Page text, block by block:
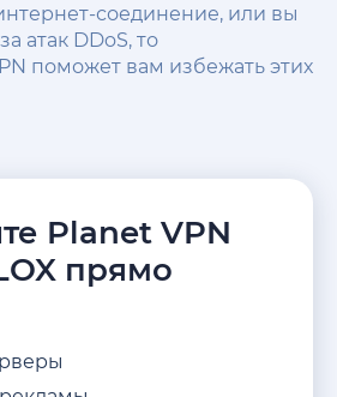
соединение, или вы
атак DDoS, то
поможет вам избежать этих
Planet VPN
прямо